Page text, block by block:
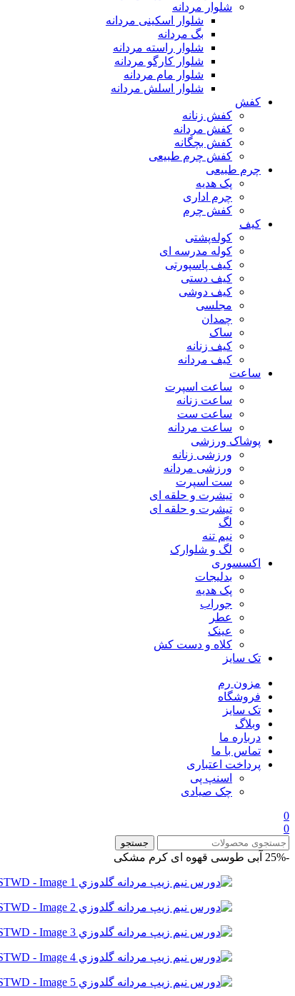
شلوار مردانه
شلوار اسکینی مردانه
بگ مردانه
شلوار راسته مردانه
شلوار کارگو مردانه
شلوار مام مردانه
شلوار اسلش مردانه
کفش
کفش زنانه
کفش مردانه
کفش بچگانه
کفش چرم طبیعی
چرم طبیعی
پک هدیه
چرم اداری
کفش چرم
کیف
کوله‌پشتی
کوله مدرسه ای
کیف پاسپورتی
کیف دستی
کیف دوشی
مجلسی
چمدان
ساک
کیف زنانه
کیف مردانه
ساعت
ساعت اسپرت
ساعت زنانه
ساعت ست
ساعت مردانه
پوشاک ورزشی
ورزشی زنانه
ورزشی مردانه
ست اسپرت
تیشرت و حلقه ای
تیشرت و حلقه ای
لگ
نیم تنه
لگ و شلوارک
اکسسوری
بدلیجات
پک هدیه
جوراب
عطر
عینک
کلاه و دست کش
تک سایز
مزون رم
فروشگاه
تک سایز
وبلاگ
درباره ما
تماس با ما
پرداخت اعتباری
اسنپ پی
چک صیادی
0
0
جستجو
-25% آبی طوسی قهوه ای کرم مشکی